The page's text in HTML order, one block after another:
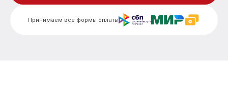
от 500₽
Принимаем все формы оплаты